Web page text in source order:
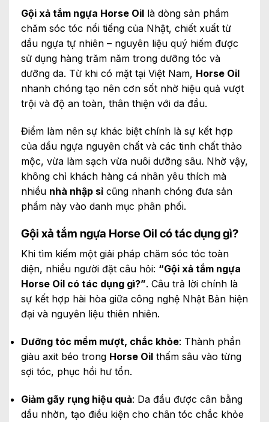
Gội xả tắm ngựa Horse Oil là dòng sản phẩm
chăm sóc tóc nổi tiếng của Nhật, chiết xuất từ
dầu ngựa tự nhiên – nguyên liệu quý hiếm được
sử dụng hàng trăm năm trong dưỡng tóc và
dưỡng da. Từ khi có mặt tại Việt Nam, Horse Oil
nhanh chóng tạo nên cơn sốt nhờ hiệu quả vượt
trội và độ an toàn, thân thiện với da đầu.
Điểm làm nên sự khác biệt chính là sự kết hợp
của dầu ngựa nguyên chất và các tinh chất thảo
mộc, vừa làm sạch vừa nuôi dưỡng sâu. Nhờ vậy,
không chỉ khách hàng cá nhân yêu thích mà
nhiều nhà nhập sỉ cũng nhanh chóng đưa sản
phẩm này vào danh mục phân phối.
Gội xả tắm ngựa Horse Oil có tác dụng gì?
Khi tìm kiếm một giải pháp chăm sóc tóc toàn
diện, nhiều người đặt câu hỏi: “Gội xả tắm ngựa
Horse Oil có tác dụng gì?”. Câu trả lời chính là
sự kết hợp hài hòa giữa công nghệ Nhật Bản hiện
đại và nguyên liệu thiên nhiên.
Dưỡng tóc mềm mượt, chắc khỏe: Thành phần
giàu axit béo trong Horse Oil thấm sâu vào từng
sợi tóc, phục hồi hư tổn.
Giảm gãy rụng hiệu quả: Da đầu được cân bằng
dầu nhờn, tạo điều kiện cho chân tóc chắc khỏe